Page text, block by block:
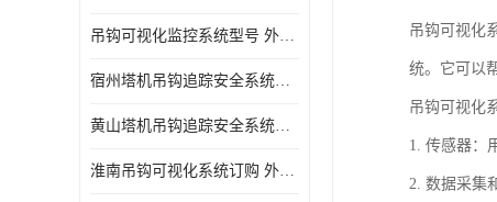
吊钩可视化监控系统型号 外观简洁大方 信号稳定 抗干扰性强
宿州塔机吊钩追踪安全系统厂家 提高工作效率 结构清晰稳定
黄山塔机吊钩追踪安全系统价格 可远程查看 减少盲吊引发的事故
淮南吊钩可视化系统订购 外观简洁大方 体积小 占用空间小
吊钩可视化
统。它可以
吊钩可视化
1. 传感器：
2. 数据采集